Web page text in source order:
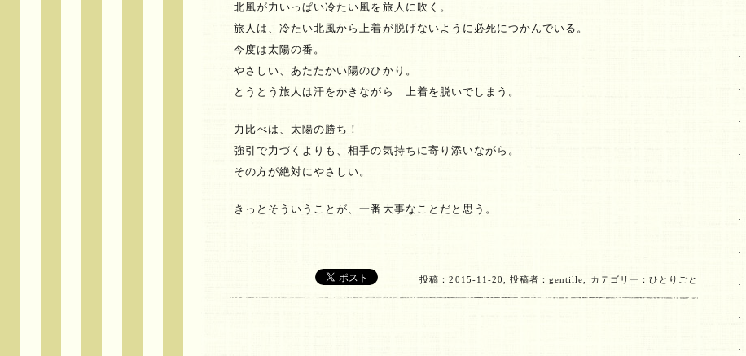
北風が力いっぱい冷たい風を旅人に吹く。
旅人は、冷たい北風から上着が脱げないように必死につかんでいる。
今度は太陽の番。
やさしい、あたたかい陽のひかり。
とうとう旅人は汗をかきながら 上着を脱いでしまう。
力比べは、太陽の勝ち！
強引で力づくよりも、相手の気持ちに寄り添いながら。
その方が絶対にやさしい。
きっとそういうことが、一番大事なことだと思う。
カテゴリー： ひとりごと
投稿者：gentille,
投稿：2015-11-20,